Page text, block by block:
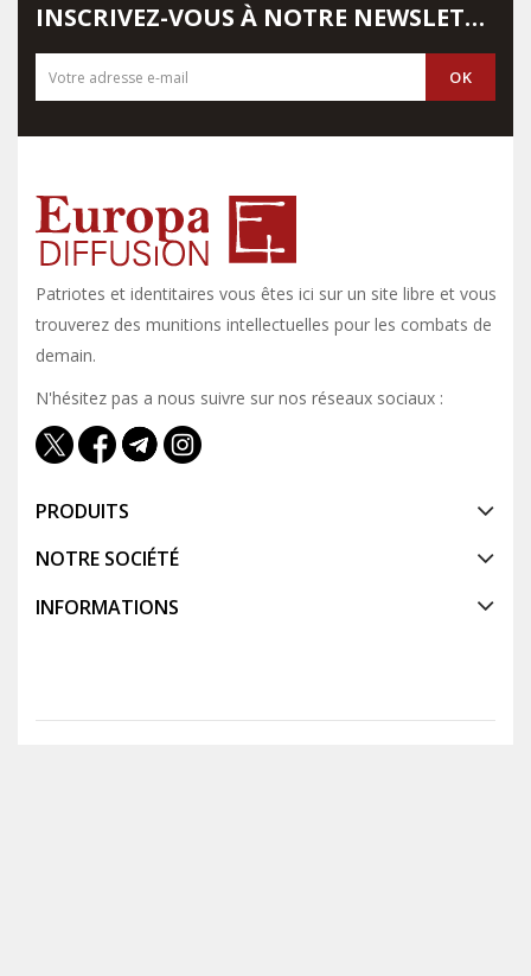
INSCRIVEZ-VOUS À NOTRE NEWSLETTER
Patriotes et identitaires vous êtes ici sur un site libre et vous y
trouverez des munitions intellectuelles pour les combats de
demain.
N'hésitez pas a nous suivre sur nos réseaux sociaux :
PRODUITS
NOTRE SOCIÉTÉ
INFORMATIONS